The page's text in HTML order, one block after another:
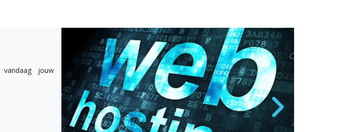
vandaag jouw